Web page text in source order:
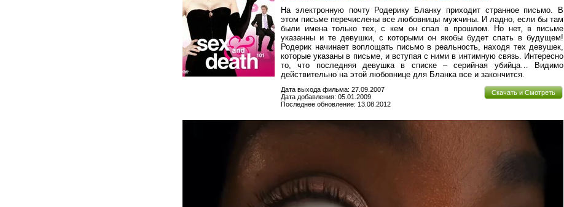
На электронную почту Родерику Бланку приходит странное письмо. В
этом письме перечислены все любовницы мужчины. И ладно, если бы там
были имена только тех, с кем он спал в прошлом. Но нет, в письме
указанны и те девушки, с которыми он якобы будет спать в будущем!
Родерик начинает воплощать письмо в реальность, находя тех девушек,
которые указаны в письме, и вступая с ними в интимную связь. Интересно
то, что последняя девушка в списке – серийная убийца… Видимо
действительно на этой любовнице для Бланка все и закончится.
Скачать и Смотреть
Дата выхода фильма: 27.09.2007
Дата добавления: 05.01.2009
Последнее обновление: 13.08.2012